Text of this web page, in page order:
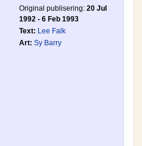
Original publisering: 20 Jul
1992 - 6 Feb 1993
Text: Lee Falk
Art: Sy Barry